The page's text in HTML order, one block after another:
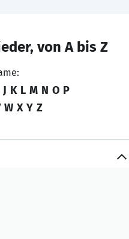
von A bis Z
J K L M N O P
W X Y Z